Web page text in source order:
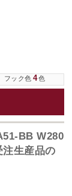
フック色 4色
BB W280
生産品の